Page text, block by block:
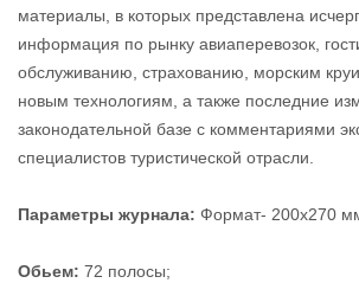
материалы, в которых представлена
информация по рынку авиаперевозок,
обслуживанию, страхованию, морским
новым технологиям, а также последние
законодательной базе с комментариями
специалистов туристической отрасли.
Параметры журнала: Формат- 200х270
Обьем: 72 полосы;